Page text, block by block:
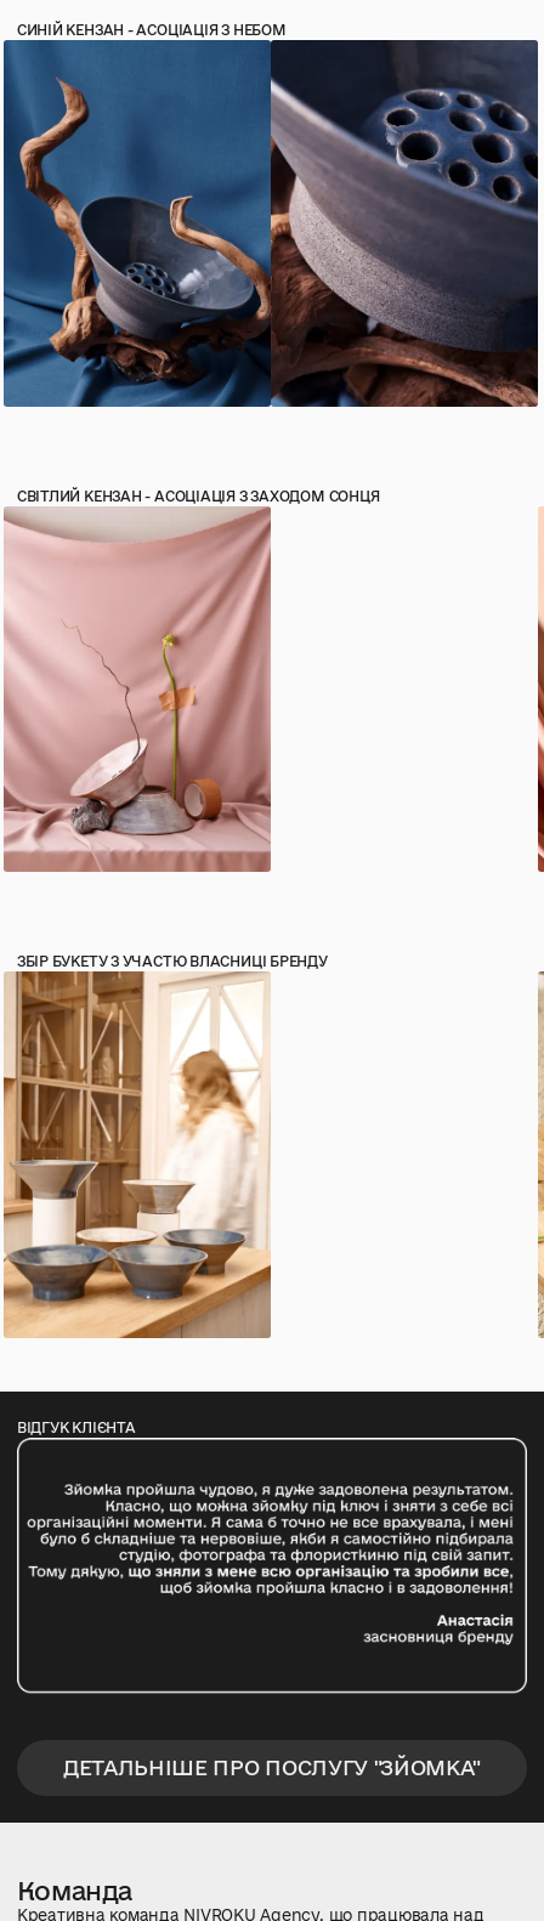
СИНІЙ КЕНЗАН - АСОЦІАЦІЯ З НЕБОМ
СВІТЛИЙ КЕНЗАН - АСОЦІАЦІЯ З ЗАХОДОМ СОНЦЯ
ЗБІР БУКЕТУ З УЧАСТЮ ВЛАСНИЦІ БРЕНДУ
ВІДГУК КЛІЄНТА
ДЕТАЛЬНІШЕ ПРО ПОСЛУГУ "ЗЙОМКА"
Команда
Креативна команда NIVROKU Agency, що працювала над